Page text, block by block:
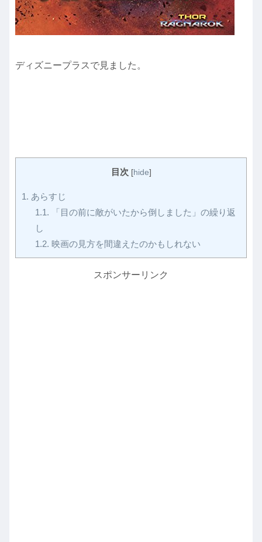
ディズニープラスで見ました。
目次 [hide]
1. あらすじ
1.1. 「目の前に敵がいたから倒しました」の繰り返
し
1.2. 映画の見方を間違えたのかもしれない
スポンサーリンク